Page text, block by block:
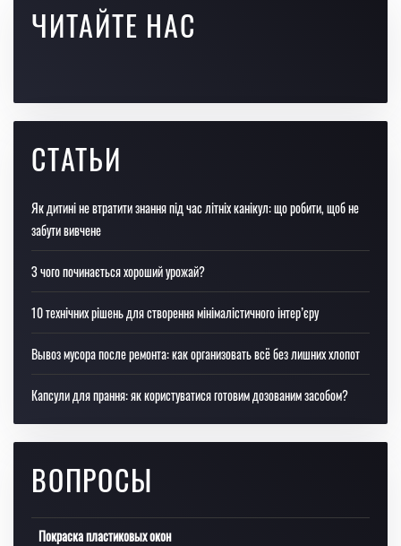
ЧИТАЙТЕ НАС
СТАТЬИ
Як дитині не втратити знання під час літніх канікул: що робити, щоб не
забути вивчене
З чого починається хороший урожай?
10 технічних рішень для створення мінімалістичного інтер’єру
Вывоз мусора после ремонта: как организовать всё без лишних хлопот
Капсули для прання: як користуватися готовим дозованим засобом?
ВОПРОСЫ
Покраска пластиковых окон